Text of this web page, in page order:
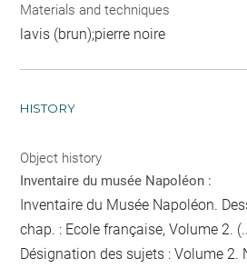
Materials and techniques
lavis (brun);pierre noire
HISTORY
Object history
Inventaire du musée Napoléon :
Inventaire du Musée Napoléon.
chap. : Ecole française, Volume 2.
Désignation des sujets : Volume 2.